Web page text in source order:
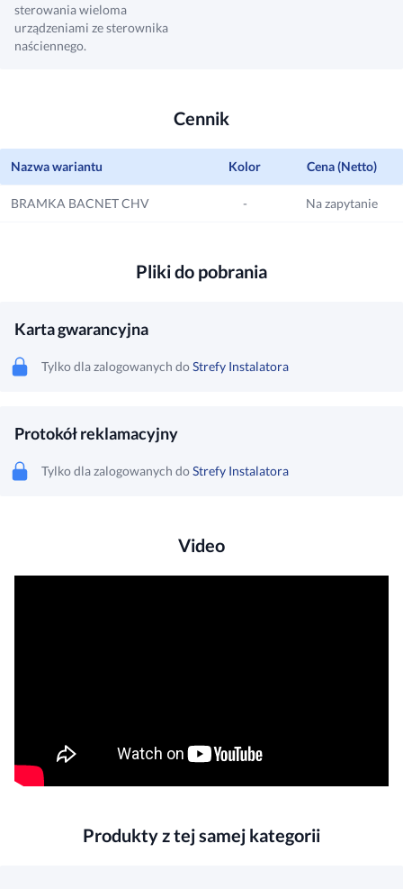
sterowania wieloma
urządzeniami ze sterownika
naściennego.
Cennik
Nazwa wariantu Kolor Cena (Netto)
BRAMKA BACNET CHV - Na zapytanie
Pliki do pobrania
Karta gwarancyjna
Tylko dla zalogowanych doStrefy Instalatora
Protokół reklamacyjny
Tylko dla zalogowanych doStrefy Instalatora
Video
Produkty z tej samej kategorii